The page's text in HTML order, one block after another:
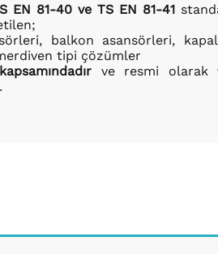
EN 81-40 ve TS EN 81-41
balkon asansörleri,
tipi çözümler
ve resmi olarak